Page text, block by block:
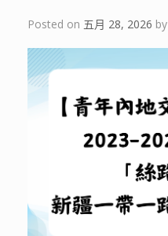
Posted on 五月 28, 2026 by